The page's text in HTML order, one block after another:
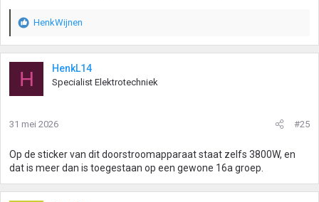
W
a
n
e
n
:
HenkWijnen
H HenkL14
Specialist Elektrotechniek
31 mei 2026 #25
Op de sticker van dit doorstroomapparaat staat zelfs 3800W, en
dat is meer dan is toegestaan op een gewone 16a groep.